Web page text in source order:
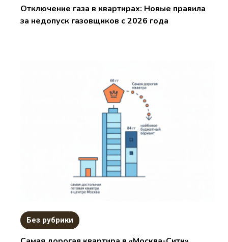
Отключение газа в квартирах: Новые правила
за недопуск газовщиков с 2026 года
Без рубрики